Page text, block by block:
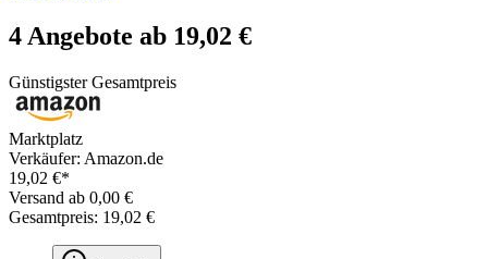
4 Angebote ab 19,02 €
Günstigster Gesamtpreis
Marktplatz
Verkäufer: Amazon.de
19,02 €*
Versand ab 0,00 €
Gesamtpreis: 19,02 €